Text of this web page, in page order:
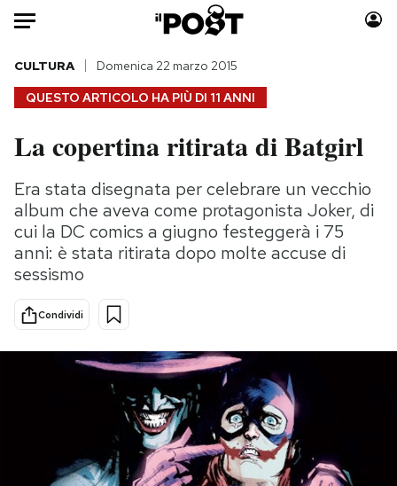
Auto
HOME
Italia
Politica
Tecnologia
Internet
Scienza
Cultura
Economia
Sport
Moda
Consumismi
Storie/Idee
Ok Boomer!
Mondiali calcio 2026
QUESTO ARTICOLO HA PIÙ DI 11 ANNI
CULTURA Domenica 22 marzo 2015
La copertina ritirata di Batgirl
Era stata disegnata per celebrare un vecchio
album che aveva come protagonista Joker, di
cui la DC comics a giugno festeggerà i 75
anni: è stata ritirata dopo molte accuse di
sessismo
Condividi